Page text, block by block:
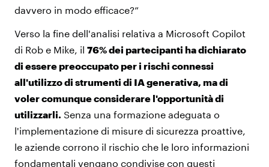
davvero in modo efficace?”
Verso la fine dell'analisi relativa a Microsoft Copilot
di Rob e Mike, il 76% dei partecipanti ha dichiarato
di essere preoccupato per i rischi connessi
all'utilizzo di strumenti di IA generativa, ma di
voler comunque considerare l'opportunità di
utilizzarli. Senza una formazione adeguata o
l'implementazione di misure di sicurezza proattive,
le aziende corrono il rischio che le loro informazioni
fondamentali vengano condivise con questi